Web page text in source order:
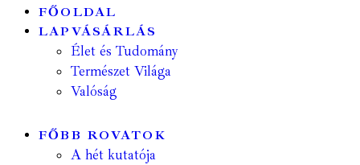
FŐOLDAL
LAPVÁSÁRLÁS
Élet és Tudomány
Természet Világa
Valóság
FŐBB ROVATOK
A hét kutatója